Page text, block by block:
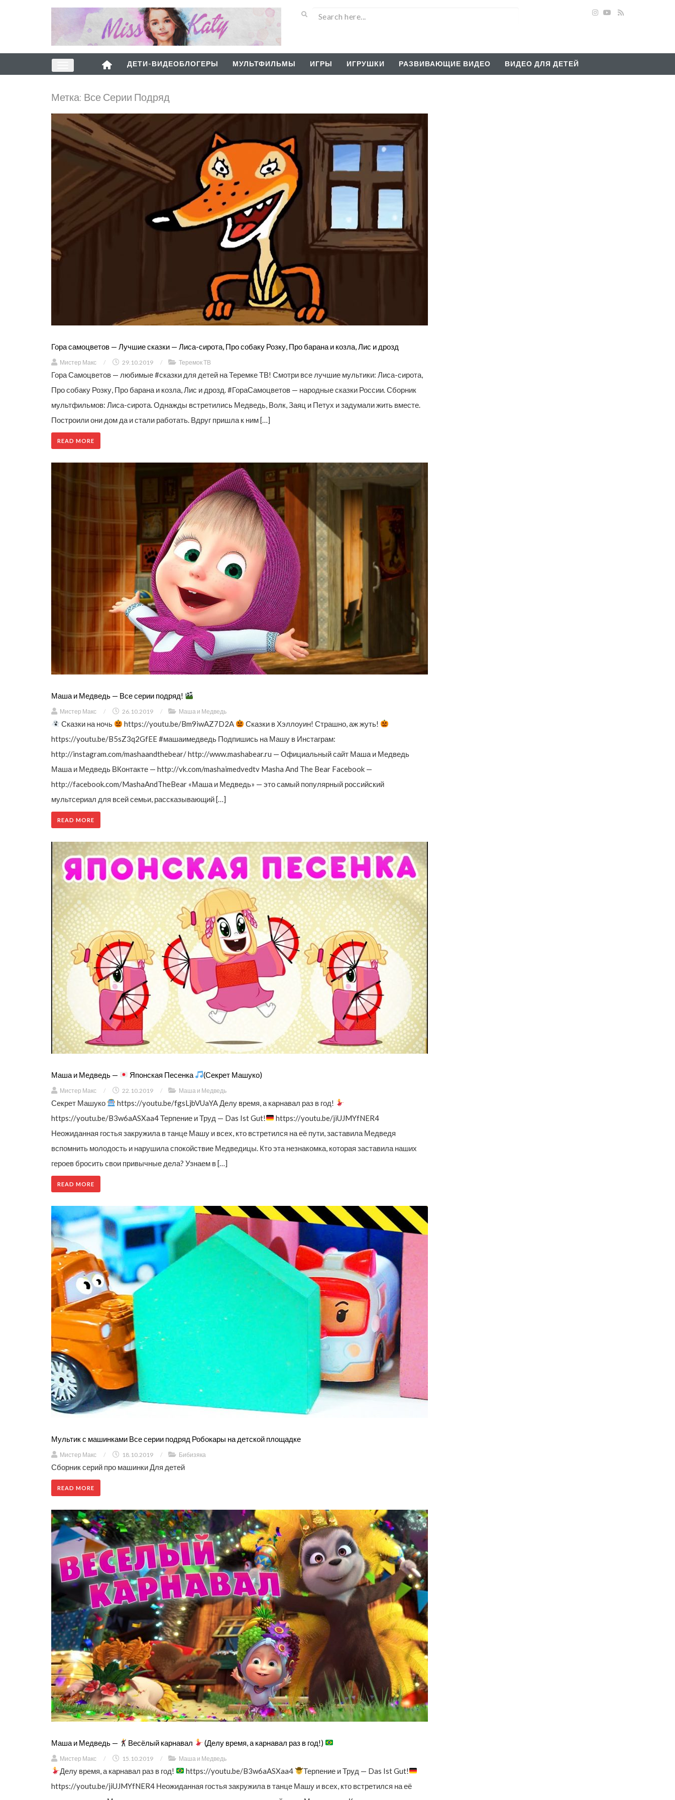
ДЕТИ-ВИДЕОБЛОГЕРЫ МУЛЬТФИЛЬМЫ ИГРЫ ИГРУШКИ РАЗВИВАЮЩИЕ ВИДЕО ВИДЕО ДЛЯ ДЕТЕЙ
Метка: Все Серии Подряд
Гора самоцветов — Лучшие сказки — Лиса-сирота, Про собаку Розку, Про барана и козла, Лис и дрозд
Мистер Макс / 29.10.2019 / Теремок ТВ
Гора Самоцветов — любимые #сказки для детей на Теремке ТВ! Смотри все лучшие мультики: Лиса-сирота,
Про собаку Розку, Про барана и козла, Лис и дрозд. #ГораСамоцветов — народные сказки России. Сборник
мультфильмов: Лиса-сирота. Однажды встретились Медведь, Волк, Заяц и Петух и задумали жить вместе.
Построили они дом да и стали работать. Вдруг пришла к ним […]
READ MORE
Маша и Медведь — Все серии подряд!
Мистер Макс / 26.10.2019 / Маша и Медведь
Сказки на ночь https://youtu.be/Bm9iwAZ7D2A
Сказки в Хэллоуин! Страшно, аж жуть!
https://youtu.be/B5sZ3q2GfEE #машаимедведь Подпишись на Машу в Инстаграм:
http://instagram.com/mashaandthebear/ http://www.mashabear.ru — Официальный сайт Маша и Медведь
Маша и Медведь ВКонтакте — http://vk.com/mashaimedvedtv Masha And The Bear Facebook —
http://facebook.com/MashaAndTheBear «Маша и Медведь» — это самый популярный российский
мультсериал для всей семьи, рассказывающий […]
READ MORE
Маша и Медведь — Японская Песенка (Секрет Машуко)
Мистер Макс / 22.10.2019 / Маша и Медведь
Секрет Машуко
https://youtu.be/fgsLjbVUaYA Делу время, а карнавал раз в год!
https://youtu.be/B3w6aASXaa4 Терпение и Труд — Das Ist Gut!
https://youtu.be/jiUJMYfNER4
Неожиданная гостья закружила в танце Машу и всех, кто встретился на её пути, заставила Медведя
вспомнить молодость и нарушила спокойствие Медведицы. Кто эта незнакомка, которая заставила наших
героев бросить свои привычные дела? Узнаем в […]
READ MORE
Мультик с машинками Все серии подряд Робокары на детской площадке
Мистер Макс / 18.10.2019 / Бибизяка
Сборник серий про машинки Для детей
READ MORE
Маша и Медведь — Весёлый карнавал (Делу время, а карнавал раз в год!)
Мистер Макс / 15.10.2019 / Маша и Медведь
Делу время, а карнавал раз в год! https://youtu.be/B3w6aASXaa4
Терпение и Труд — Das Ist Gut!
https://youtu.be/jiUJMYfNER4 Неожиданная гостья закружила в танце Машу и всех, кто встретился на её